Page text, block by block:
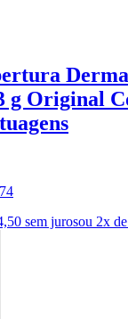
g Original
74
sem jurosou 2x de